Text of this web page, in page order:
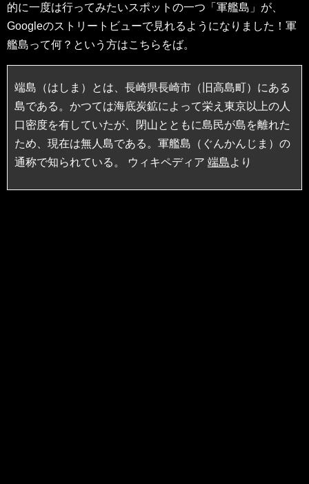
的に一度は行ってみたいスポットの一つ「軍艦島」が、
Googleのストリートビューで見れるようになりました！軍
艦島って何？という方はこちらをば。
端島（はしま）とは、長崎県長崎市（旧高島町）にある
島である。かつては海底炭鉱によって栄え東京以上の人
口密度を有していたが、閉山とともに島民が島を離れた
ため、現在は無人島である。軍艦島（ぐんかんじま）の
通称で知られている。 ウィキペディア 端島より